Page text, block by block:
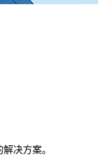
决方案。